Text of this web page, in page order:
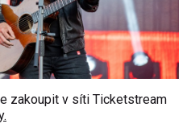
zakoupit v síti Ticketstream
.